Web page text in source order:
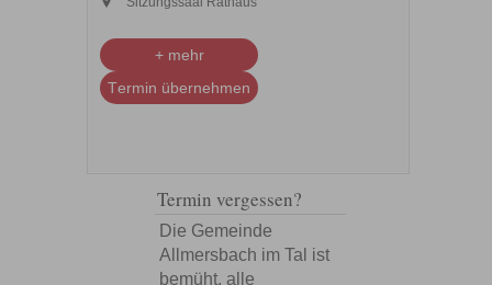
+ mehr
Termin übernehmen
Termin vergessen?
Die Gemeinde
Allmersbach im Tal ist
bemüht, alle